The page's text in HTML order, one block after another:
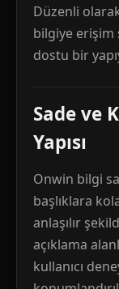
Düzenli
bilgiye erişim
dostu bir
Sade ve
Yapısı
Onwin bilgi
başlıklara
anlaşılır
açıklama
kullanıcı